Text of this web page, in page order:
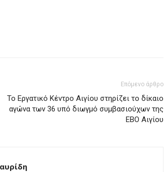
Επόμενο άρθρο
Το Εργατικό Κέντρο Αιγίου στηρίζει το δίκαιο
αγώνα των 36 υπό διωγμό συμβασιούχων της
ΕΒΟ Αιγίου